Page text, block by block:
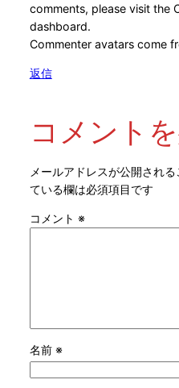
comments, please visit the
dashboard.
Commenter avatars come
返信
コメント
メールアドレスが公開される
ている欄は必須項目です
コメント ※
名前 ※